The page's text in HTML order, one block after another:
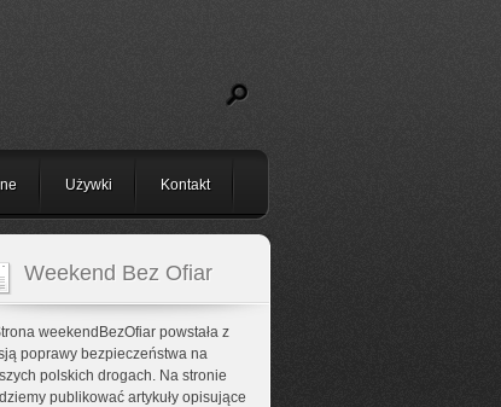
Używki Kontakt
Weekend Bez Ofiar
weekendBezOfiar powstała z
poprawy bezpieczeństwa na
polskich drogach. Na stronie
publikować artykuły opisujące